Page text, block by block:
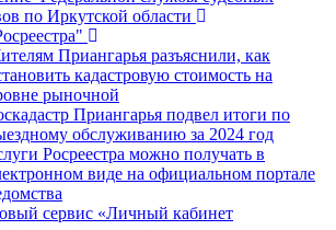
по Иркутской области
Приангарья разъяснили, как
кадастровую стоимость на
рыночной
Приангарья подвел итоги по
обслуживанию за 2024 год
Росреестра можно получать в
виде на официальном портале
сервис «Личный кабинет